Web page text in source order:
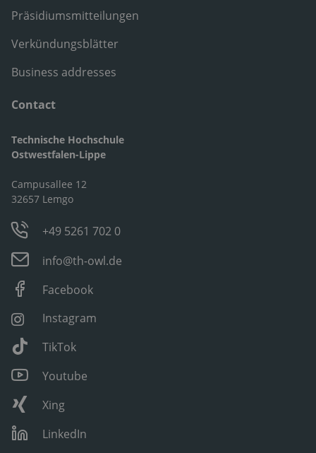
Präsidiumsmitteilungen
Verkündungsblätter
Business addresses
Contact
Technische Hochschule
Ostwestfalen-Lippe
Campusallee 12
32657 Lemgo
+49 5261 702 0
info@th-owl.de
Facebook
Instagram
TikTok
Youtube
Xing
LinkedIn